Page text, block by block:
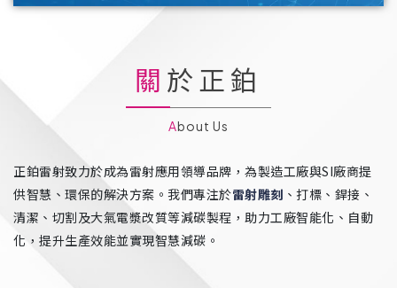
關於正鉑
About Us
正鉑雷射致力於成為雷射應用領導品牌，為製造工廠與SI廠商提
供智慧、環保的解決方案。我們專注於雷射雕刻 、打標、銲接、
清潔、切割及大氣電漿改質等減碳製程，助力工廠智能化、自動
化，提升生產效能並實現智慧減碳。